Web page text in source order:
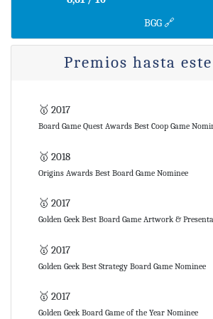
BGG 🔗
Premios hasta
🥇 2017
Board Game Quest Awards Best Coop Game
🥇 2018
Origins Awards Best Board Game Nominee
🥇 2017
Golden Geek Best Board Game Artwork &
🥇 2017
Golden Geek Best Strategy Board Game Nominee
🥇 2017
Golden Geek Board Game of the Year Nominee